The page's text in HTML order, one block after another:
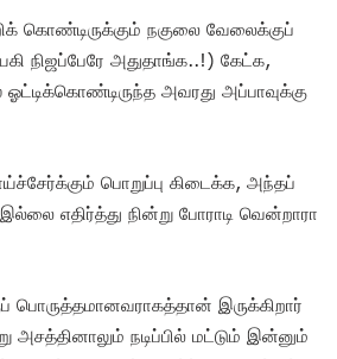
கொண்டிருக்கும் நகுலை வேலைக்குப்
நிஜப்பேரே அதுதாங்க..!) கேட்க,
அவரது அப்பாவுக்கு
பொறுப்பு கிடைக்க, அந்தப்
எதிர்த்து நின்று போராடி வென்றாரா
பொருத்தமானவராகத்தான் இருக்கிறார்
நடிப்பில் மட்டும் இன்னும்